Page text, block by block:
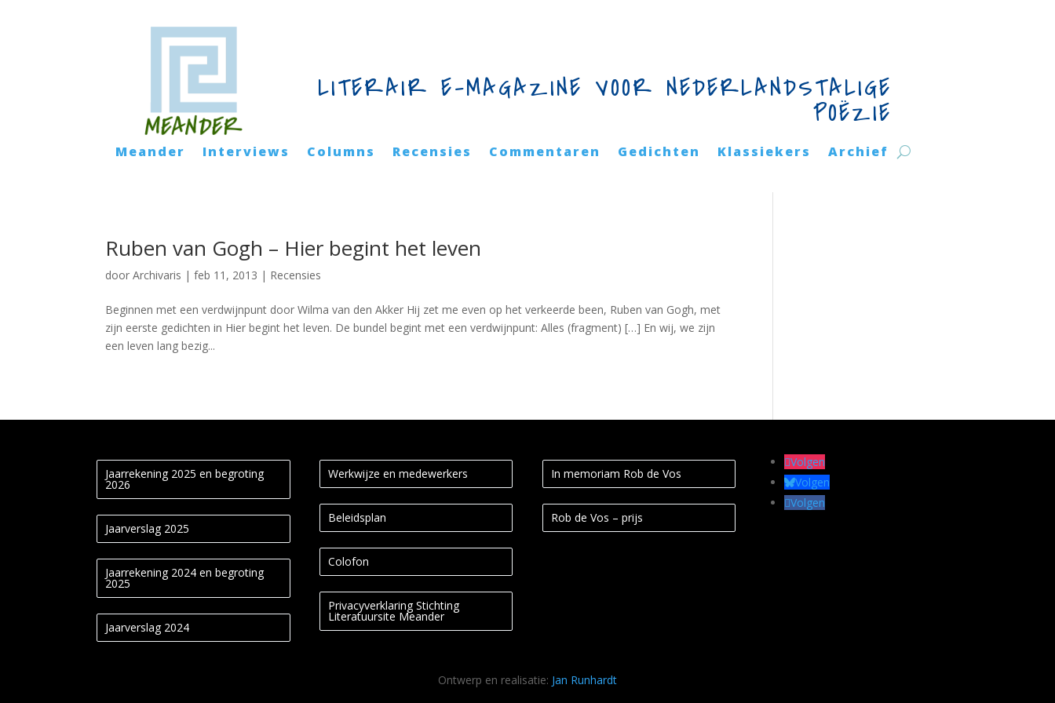
LITERAIR E-MAGAZINE VOOR NEDERLANDSTALIGE
POËZIE
Meander Interviews Columns Recensies Commentaren Gedichten Klassiekers Archief
Ruben van Gogh – Hier begint het leven
doorArchivaris |feb 11, 2013 | Recensies
Beginnen met een verdwijnpunt door Wilma van den Akker Hij zet me even op het verkeerde been, Ruben van Gogh, met
zijn eerste gedichten in Hier begint het leven. De bundel begint met een verdwijnpunt: Alles (fragment) […] En wij, we zijn
een leven lang bezig...
Jaarrekening 2025 en begroting
2026
Jaarverslag 2025
Jaarrekening 2024 en begroting
2025
Jaarverslag 2024
Werkwijze en medewerkers
Beleidsplan
Colofon
Privacyverklaring Stichting
Literatuursite Meander
In memoriam Rob de Vos
Rob de Vos – prijs
Volgen
Volgen
Volgen
Ontwerp en realisatie: Jan Runhardt